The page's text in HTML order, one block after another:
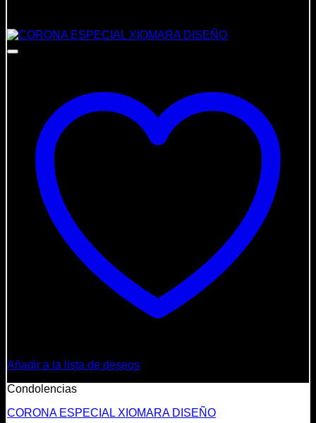
Añadir a la lista de deseos
Condolencias
CORONA ESPECIAL XIOMARA DISEÑO